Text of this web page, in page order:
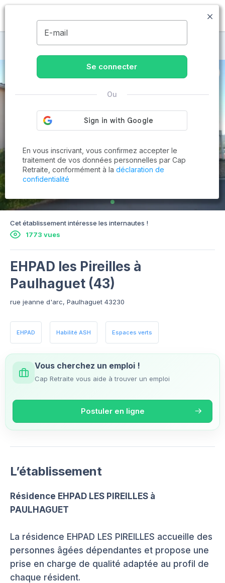
MENU
Maisons de retraite à Paulhaguet
Cet établissement intéresse les internautes !
1773 vues
EHPAD les Pireilles à
Paulhaguet (43)
rue jeanne d'arc, Paulhaguet 43230
EHPAD Habilité ASH Espaces verts
Vous cherchez un emploi !
Cap Retraite vous aide à trouver un emploi
Postuler en ligne
L’établissement
Résidence EHPAD LES PIREILLES à
PAULHAGUET
La résidence EHPAD LES PIREILLES accueille des
personnes âgées dépendantes et propose une
prise en charge de qualité adaptée au profil de
chaque résident.
E-mail
Se connecter
Ou
En vous inscrivant, vous confirmez accepter le
traitement de vos données personnelles par Cap
Retraite, conformément à la déclaration de
confidentialité